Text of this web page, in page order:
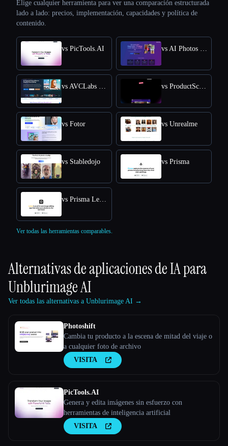
Elige cualquier herramienta para ver una comparación estructurada
lado a lado: precios, implementación, capacidades y política de
contenido.
vs PicTools.AI vs AI Photos Editor
vs AVCLabs PhotoPro AI vs ProductScope AI
vs Fotor vs Unrealme
vs Stabledojo vs Prisma
vs Prisma Lensa
Ver todas las herramientas comparables.
Alternativas de aplicaciones de IA para
Unblurimage AI
Ver todas las alternativas a Unblurimage AI →
Photoshift
Cambia tu producto a la escena de mitad del viaje o
a cualquier foto de archivo
VISITA
PicTools.AI
Genera y edita imágenes sin esfuerzo con
herramientas de inteligencia artificial
VISITA